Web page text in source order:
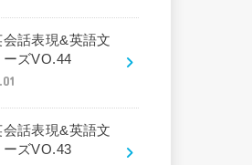
会話表現&英語文
ズVO.44
会話表現&英語文
ズVO.43